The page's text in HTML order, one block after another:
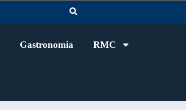
Gastronomia RMC